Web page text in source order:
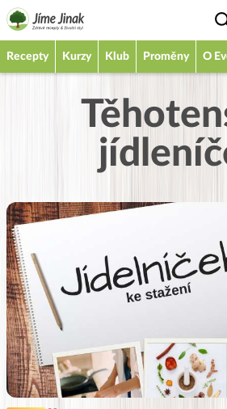
Recepty Kurzy Klub Proměny O